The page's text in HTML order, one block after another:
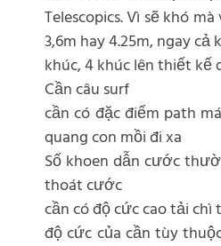
Telescopics. Vì sẽ khó
3,6m hay 4.25m, ngay cả
khúc, 4 khúc lên thiết kế
Cần câu surf
cần có đặc điểm path
quang con mồi đi xa
Số khoen dẫn cước
thoát cước
cần có độ cức cao tải
độ cức của cần tùy